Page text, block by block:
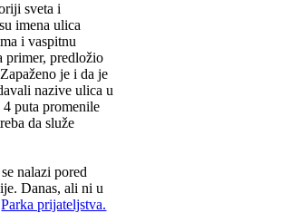
sveta i
imena ulica
i vaspitnu
primer, predložio
je i da je
nazive ulica u
puta promenile
da služe
nalazi pored
Danas, ali ni u
Parka prijateljstva.